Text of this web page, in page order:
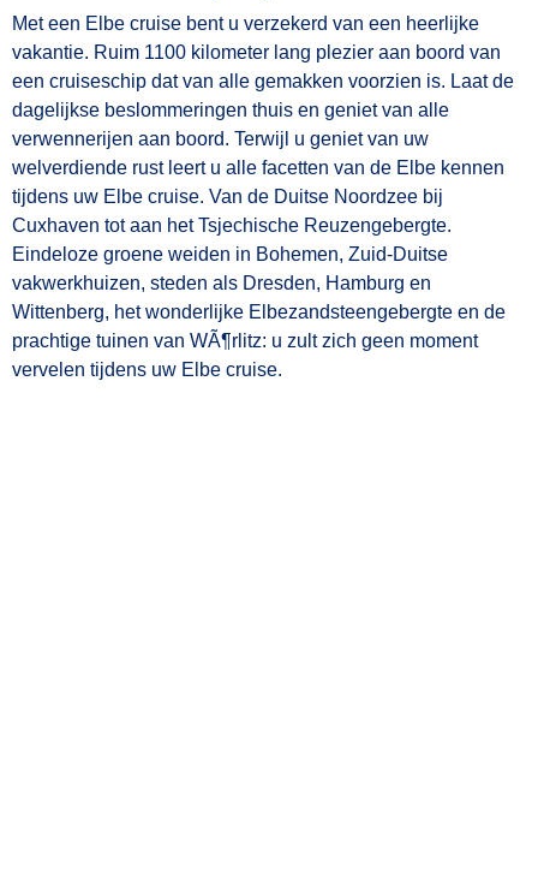
Met een Elbe cruise bent u verzekerd van een heerlijke
vakantie. Ruim 1100 kilometer lang plezier aan boord van
een cruiseschip dat van alle gemakken voorzien is. Laat de
dagelijkse beslommeringen thuis en geniet van alle
verwennerijen aan boord. Terwijl u geniet van uw
welverdiende rust leert u alle facetten van de Elbe kennen
tijdens uw Elbe cruise. Van de Duitse Noordzee bij
Cuxhaven tot aan het Tsjechische Reuzengebergte.
Eindeloze groene weiden in Bohemen, Zuid-Duitse
vakwerkhuizen, steden als Dresden, Hamburg en
Wittenberg, het wonderlijke Elbezandsteengebergte en de
prachtige tuinen van WÃ¶rlitz: u zult zich geen moment
vervelen tijdens uw Elbe cruise.